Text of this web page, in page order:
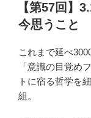
日:【第57回】
今思うこと
これまで延べ
「意識の目覚め
トに宿る哲学を
組。